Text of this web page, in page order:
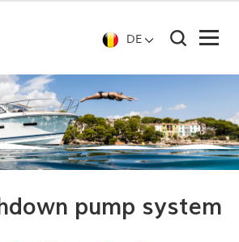
DE
pump system